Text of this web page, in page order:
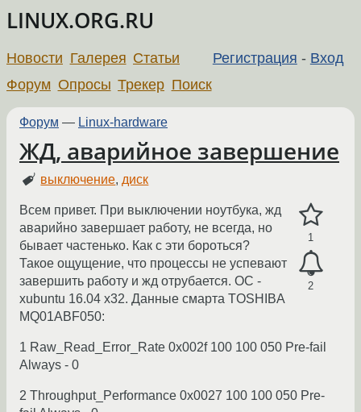
LINUX.ORG.RU
Регистрация - Вход
Новости Галерея Статьи
Форум Опросы Трекер Поиск
Форум — Linux-hardware
ЖД, аварийное завершение
выключение,диск
1
2
Всем привет. При выключении ноутбука, жд
аварийно завершает работу, не всегда, но
бывает частенько. Как с эти бороться?
Такое ощущение, что процессы не успевают
завершить работу и жд отрубается. ОС -
xubuntu 16.04 x32. Данные смарта TOSHIBA
MQ01ABF050:
1 Raw_Read_Error_Rate 0x002f 100 100 050 Pre-fail
Always - 0
2 Throughput_Performance 0x0027 100 100 050 Pre-